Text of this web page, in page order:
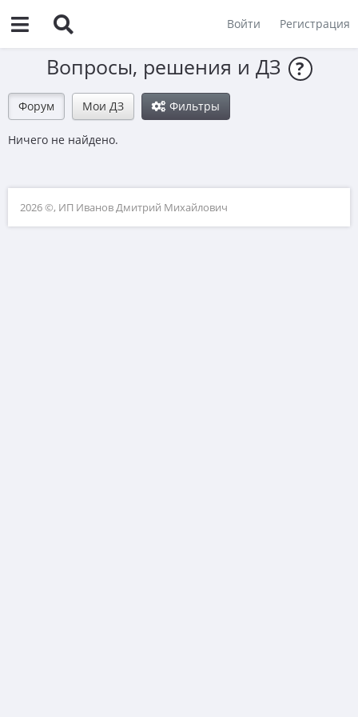
Войти Регистрация
Вопросы, решения и ДЗ ?
Форум Мои ДЗ Фильтры
Ничего не найдено.
2026 ©, ИП Иванов Дмитрий Михайлович